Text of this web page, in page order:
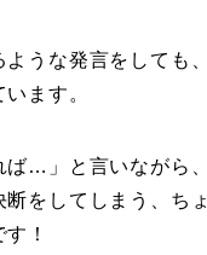
うな発言をしても
ます。
ば…」と言いながら
をしてしまう、ち
！